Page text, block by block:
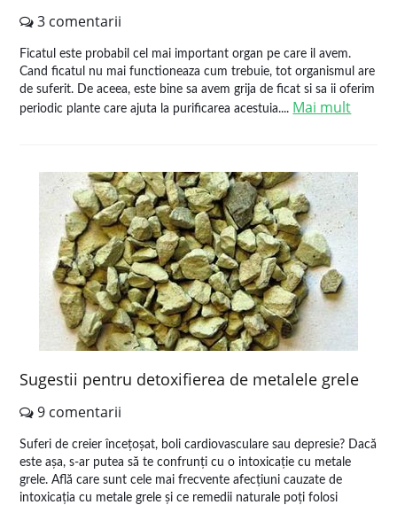
3 comentarii
Ficatul este probabil cel mai important organ pe care il avem.
Cand ficatul nu mai functioneaza cum trebuie, tot organismul are
de suferit. De aceea, este bine sa avem grija de ficat si sa ii oferim
periodic plante care ajuta la purificarea acestuia.... Mai mult
Sugestii pentru detoxifierea de metalele grele
9 comentarii
Suferi de creier încețoșat, boli cardiovasculare sau depresie? Dacă
este așa, s-ar putea să te confrunți cu o intoxicație cu metale
grele. Află care sunt cele mai frecvente afecțiuni cauzate de
intoxicația cu metale grele și ce remedii naturale poți folosi